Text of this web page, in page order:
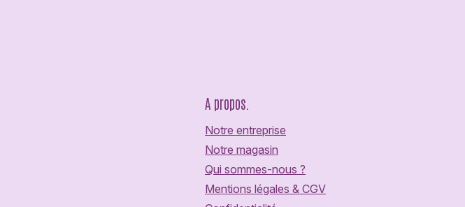
A propos.
Notre entreprise
Notre magasin
Qui sommes-nous ?
Mentions légales & CGV